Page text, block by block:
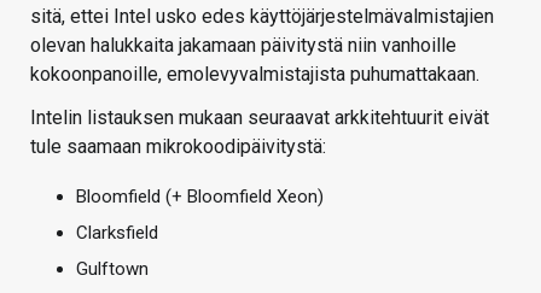
sitä, ettei Intel usko edes käyttöjärjestelmävalmistajien
olevan halukkaita jakamaan päivitystä niin vanhoille
kokoonpanoille, emolevyvalmistajista puhumattakaan.
Intelin listauksen mukaan seuraavat arkkitehtuurit eivät
tule saamaan mikrokoodipäivitystä:
Bloomfield (+ Bloomfield Xeon)
Clarksfield
Gulftown